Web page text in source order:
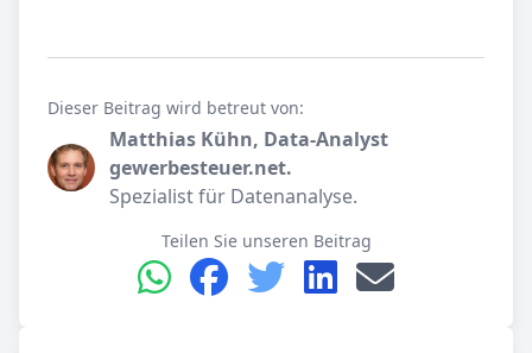
Dieser Beitrag wird betreut von:
Matthias Kühn, Data-Analyst
gewerbesteuer.net.
Spezialist für Datenanalyse.
Teilen Sie unseren Beitrag